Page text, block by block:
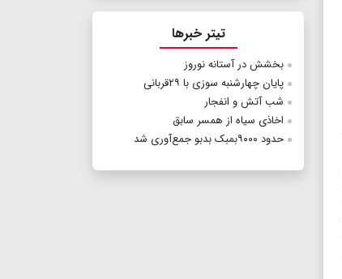
تیتر خبرها
بخشش در آستانه نوروز
پایان چهارشنبه سوزی با ۲۹قربانی
شب آتش و انفجار
اخاذی سیاه از همسر سابق
حدود ۹۰۰۰بمبک بدبو جمع‌آوری شد